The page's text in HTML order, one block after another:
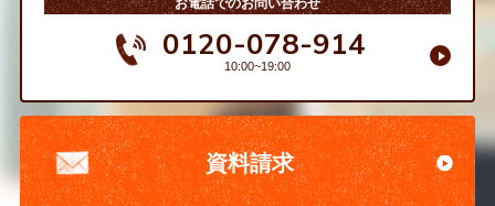
お電話でのお問い合わせ
0120-078-914
10:00~19:00
資料請求